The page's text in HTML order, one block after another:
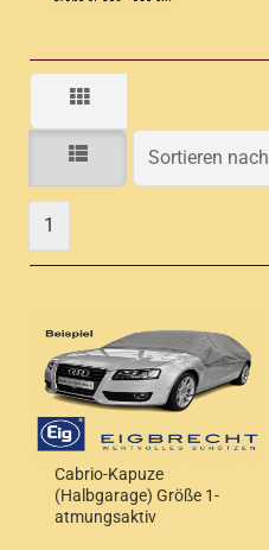
Sortieren nach
Sortieren nach
1
Cabrio-Kapuze
(Halbgarage) Größe 1-
atmungsaktiv